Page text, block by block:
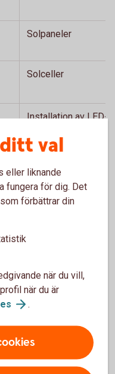
Solpaneler
Solceller
Installation av LED-
och byte av fönster
och dörrar
Inköp av
ventilationssystem
val
eller liknande
fungera för dig. Det
förbättrar din
när du vill,
när du är
.